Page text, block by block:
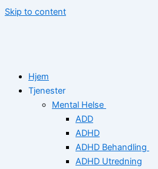
Skip to content
Hjem
Tjenester
Mental Helse
ADD
ADHD
ADHD Behandling
ADHD Utredning